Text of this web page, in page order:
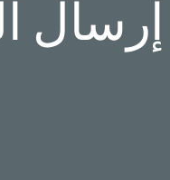
إرسال